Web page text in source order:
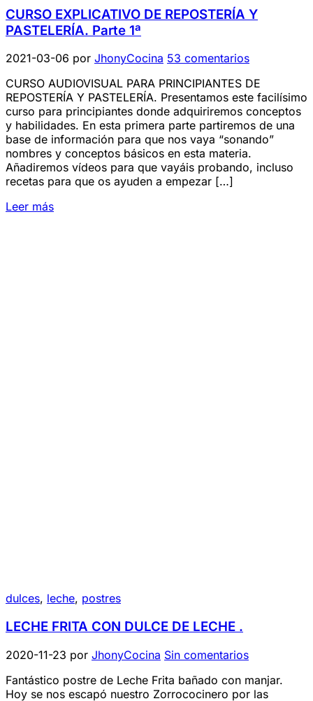
CURSO EXPLICATIVO DE REPOSTERÍA Y
PASTELERÍA. Parte 1ª
2021-03-06 por JhonyCocina 53 comentarios
CURSO AUDIOVISUAL PARA PRINCIPIANTES DE
REPOSTERÍA Y PASTELERÍA. Presentamos este facilísimo
curso para principiantes donde adquiriremos conceptos
y habilidades. En esta primera parte partiremos de una
base de información para que nos vaya “sonando”
nombres y conceptos básicos en esta materia.
Añadiremos vídeos para que vayáis probando, incluso
recetas para que os ayuden a empezar […]
Leer más
dulces, leche, postres
LECHE FRITA CON DULCE DE LECHE .
2020-11-23 por JhonyCocina Sin comentarios
Fantástico postre de Leche Frita bañado con manjar.
Hoy se nos escapó nuestro Zorrococinero por las